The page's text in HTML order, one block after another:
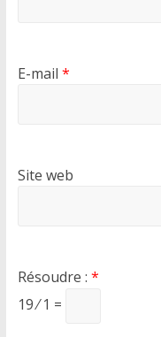
E-mail *
Site web
Résoudre : *
19 ⁄ 1 =